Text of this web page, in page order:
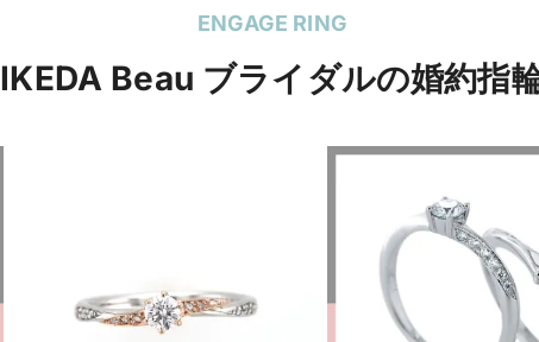
ENGAGE RING
IKEDA Beau ブライダルの婚約指